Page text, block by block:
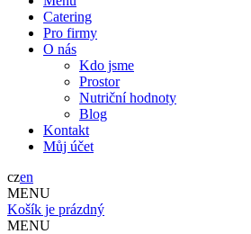
Catering
Pro firmy
O nás
Kdo jsme
Prostor
Nutriční hodnoty
Blog
Kontakt
Můj účet
czen
MENU
Košík je prázdný
MENU